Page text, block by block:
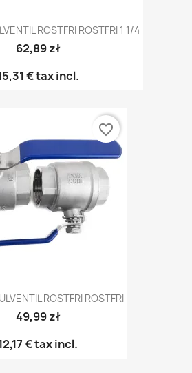
ROSTFRI ROSTFRI 1 1/4
62,89 zł
€tax incl.
ROSTFRI ROSTFRI
49,99 zł
€tax incl.
favorite_border